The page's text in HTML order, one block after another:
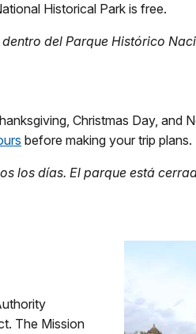
Historical Park is free.
del Parque Histórico
Christmas Day,
before making your trip plans.
los días. El parque está
The Mission